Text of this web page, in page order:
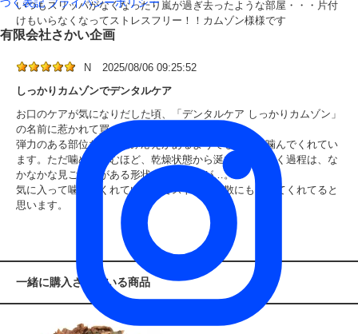
づく表記 プライバシーポリシー
有限会社さかい企画
いつもスリッパがなくなったり嵐が過ぎ去ったような部屋・・・片付
けもいらなくなってストレスフリー！！カムゾン様様です
N
2025/08/06 09:25:52
しっかりカムゾンでデンタルケア
お口のケアが気になりだした頃、「デンタルケア しっかりカムゾン」
の名前に惹かれて買ってみました。
弾力のある部位なので噛み応えがあるようでしっかり噛んでくれてい
ます。ただ噛めば噛むほど、乾燥状態から涎で戻っていく過程は、な
かなかな見ごたえがある形状になりますが…。
気に入って噛んでくれているのでストレス発散にもなってくれてると
思います。
一緒に購入されている商品